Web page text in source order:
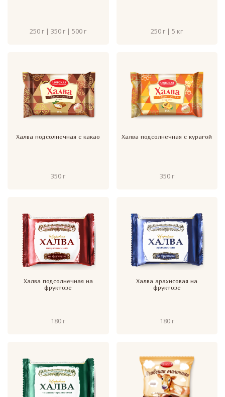
250 г | 350 г | 500 г 250 г | 5 кг
Халва подсолнечная с какао
350 г
Халва подсолнечная с курагой
350 г
Халва подсолнечная на
фруктозе
180 г
Халва арахисовая на
фруктозе
180 г